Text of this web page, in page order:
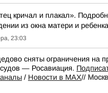
кричал и плакал».
из окна матери и ребенка
23:03
сняты ограничения на
— Росавиация.
/ Новости в MAX//